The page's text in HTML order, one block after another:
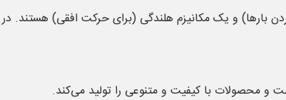
بارها) و یک مکانیزم هلندگی (برای حرکت افقی) هستند.
و محصولات با کیفیت و متنوعی را تولید می‌کند.